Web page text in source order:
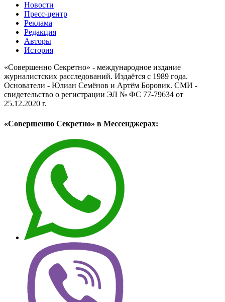
Новости
Пресс-центр
Реклама
Редакция
Авторы
История
«Совершенно Секретно» - международное издание
журналистских расследований. Издаётся с 1989 года.
Основатели - Юлиан Семёнов и Артём Боровик. CМИ -
свидетельство о регистрации ЭЛ № ФС 77-79634 от
25.12.2020 г.
«Совершенно Секретно» в Мессенджерах: